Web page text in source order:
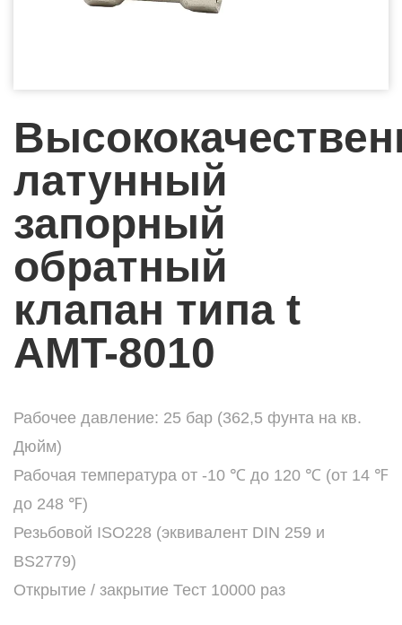
латунный
запорный
обратный
клапан типа t
AMT-8010
Рабочее давление: 25 бар (362,5 фунта на кв.
Дюйм)
Рабочая температура от -10 ℃ до 120 ℃ (от 14 ℉
до 248 ℉)
Резьбовой ISO228 (эквивалент DIN 259 и
BS2779)
Открытие / закрытие Тест 10000 раз